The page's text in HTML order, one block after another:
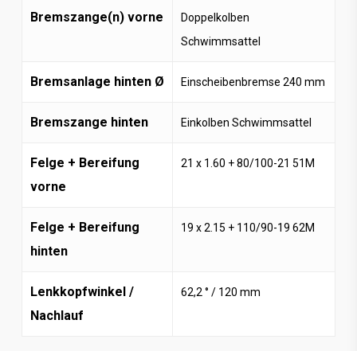
Bremszange(n) vorne
Doppelkolben
Schwimmsattel
Bremsanlage hinten Ø Einscheibenbremse 240 mm
Bremszange hinten Einkolben Schwimmsattel
Felge + Bereifung
vorne
21 x 1.60 + 80/100-21 51M
Felge + Bereifung
hinten
19 x 2.15 + 110/90-19 62M
Lenkkopfwinkel /
Nachlauf
62,2 ° / 120 mm